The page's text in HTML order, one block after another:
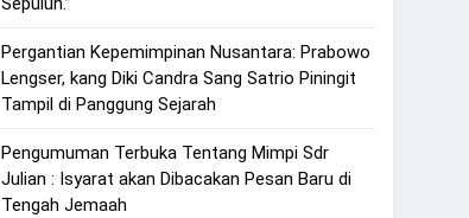
Pergantian Kepemimpinan Nusantara: Prabowo
Lengser, kang Diki Candra Sang Satrio Piningit
Tampil di Panggung Sejarah
Pengumuman Terbuka Tentang Mimpi Sdr
Julian : Isyarat akan Dibacakan Pesan Baru di
Tengah Jemaah